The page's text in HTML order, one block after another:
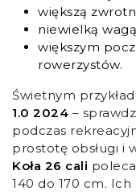
większą
niewielką
większym
rowerzystów.
Świetnym
1.0 2024 –
podczas
prostotę obsługi i
Koła 26 cali
140 do 170 cm. Ich